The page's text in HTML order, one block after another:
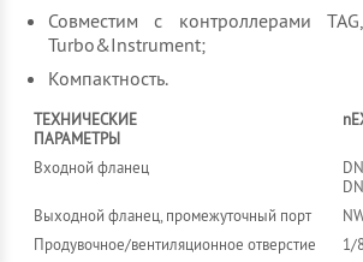
Совместим с контроллерами
Turbo&Instrument;
Компактность.
ТЕХНИЧЕСКИЕ
ПАРАМЕТРЫ
Входной фланец
Выходной фланец, промежуточный порт
Продувочное/вентиляционное отверстие
1/